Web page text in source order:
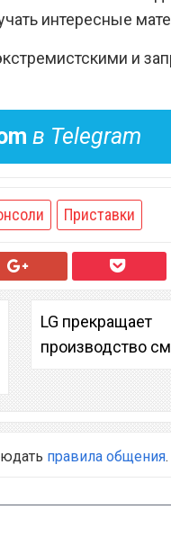
интересные
и
в Telegram
Приставки
LG прекращает
производство
правила общения.